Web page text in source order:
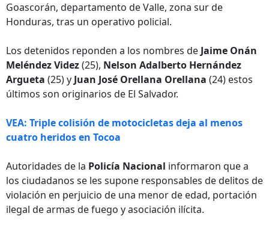
Goascorán, departamento de Valle, zona sur de
Honduras, tras un operativo policial.
Los detenidos reponden a los nombres de Jaime Onán
Meléndez Videz(25), Nelson Adalberto Hernández
Argueta (25) y Juan José Orellana Orellana (24) estos
últimos son originarios de El Salvador.
VEA: Triple colisión de motocicletas deja al menos
cuatro heridos en Tocoa
Autoridades de la Policía Nacional informaron que a
los ciudadanos se les supone responsables de delitos de
violación en perjuicio de una menor de edad, portación
ilegal de armas de fuego y asociación ilícita.